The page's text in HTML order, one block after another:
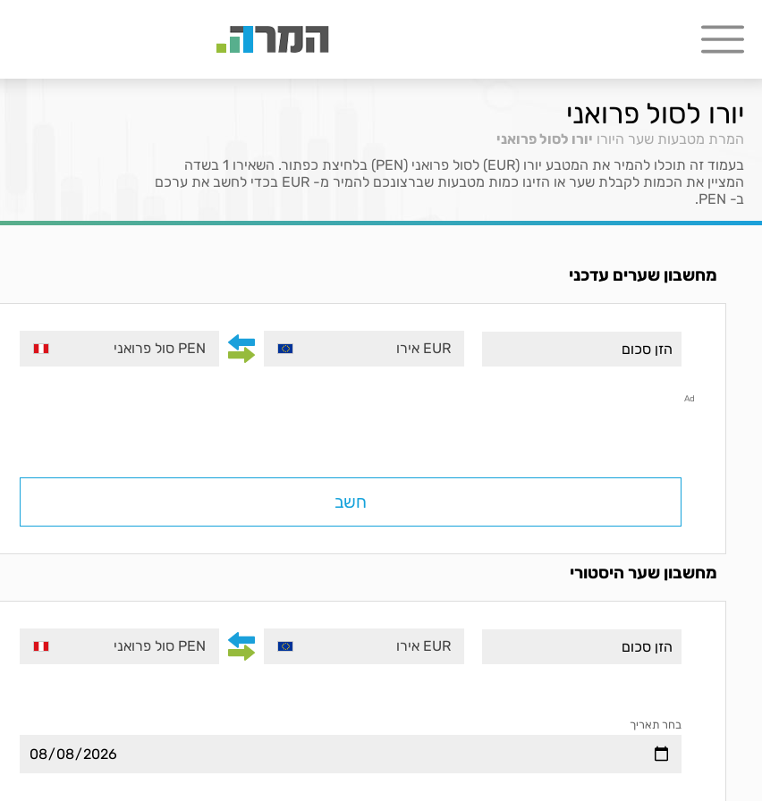
יורו לסול פרואני
המרת מטבעות שער היורו יורו לסול פרואני
בעמוד זה תוכלו להמיר את המטבע יורו (EUR) לסול פרואני (PEN) בלחיצת כפתור. השאירו 1 בשדה
המציין את הכמות לקבלת שער או הזינו כמות מטבעות שברצונכם להמיר מ- EUR בכדי לחשב את ערכם
ב- PEN.
מחשבון שערים עדכני
EUR אירו PEN סול פרואני
Ad
חשב
מחשבון שער היסטורי
EUR אירו PEN סול פרואני
בחר תאריך